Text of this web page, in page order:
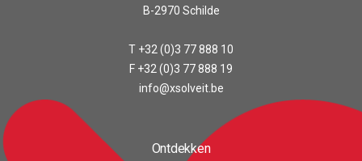
B-2970 Schilde
T +32 (0)3 77 888 10
F +32 (0)3 77 888 19
info@xsolveit.be
Ontdekken